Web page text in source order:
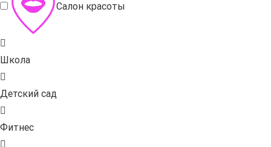
Салон красоты
Школа
Детский сад
Фитнес